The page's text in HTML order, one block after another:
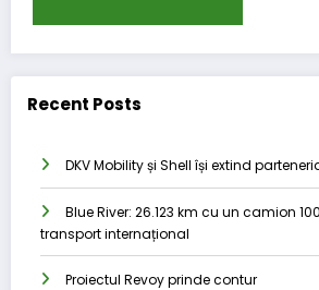
Recent Posts
DKV Mobility și Shell își extind
Blue River: 26.123 km cu un camion
transport internațional
Proiectul Revoy prinde contur